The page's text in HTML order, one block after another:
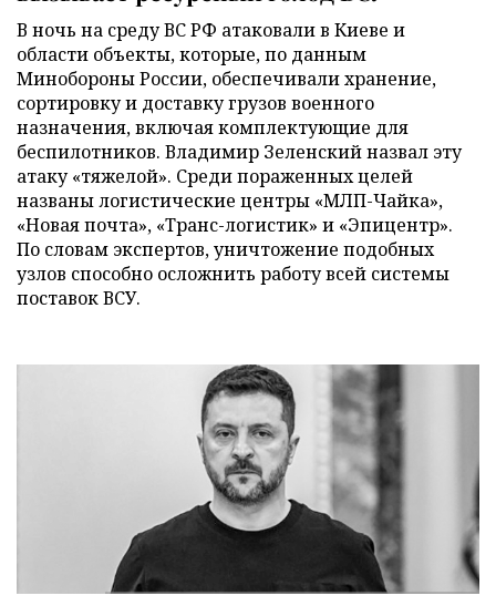
В ночь на среду ВС РФ атаковали в Киеве и
области объекты, которые, по данным
Минобороны России, обеспечивали хранение,
сортировку и доставку грузов военного
назначения, включая комплектующие для
беспилотников. Владимир Зеленский назвал эту
атаку «тяжелой». Среди пораженных целей
названы логистические центры «МЛП-Чайка»,
«Новая почта», «Транс-логистик» и «Эпицентр».
По словам экспертов, уничтожение подобных
узлов способно осложнить работу всей системы
поставок ВСУ.